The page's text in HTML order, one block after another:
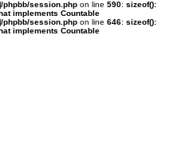
phpbb/session.php on line 590: sizeof():
implements Countable
phpbb/session.php on line 646: sizeof():
implements Countable